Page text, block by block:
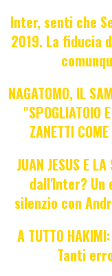
Inter, senti che
2019. La fiducia
NAGATOMO, IL
"SPOGLIATOIO
ZANETTI
JUAN JESUS E
dall'Inter? Un
silenzio con
A TUTTO
Tanti